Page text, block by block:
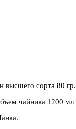
высшего сорта 80 гр.
чайника 1200 мл